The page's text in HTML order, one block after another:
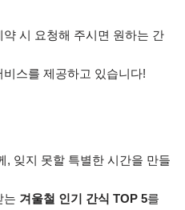
약 시 요청해 주시면 원하는 간
스를 제공하고 있습니다!
, 잊지 못할 특별한 시간을 만들
는 겨울철 인기 간식 TOP 5를